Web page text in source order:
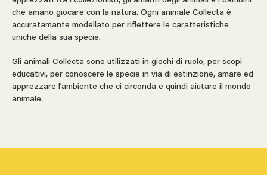
che amano giocare con la natura. Ogni animale Collecta è
accuratamante modellato per riflettere le caratteristiche
uniche della sua specie.
Gli animali Collecta sono utilizzati in giochi di ruolo, per scopi
educativi, per conoscere le specie in via di estinzione, amare ed
apprezzare l’ambiente che ci circonda e quindi aiutare il mondo
animale.